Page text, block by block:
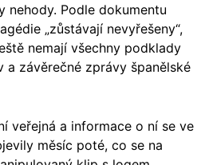
nehody. Podle dokumentu
„zůstávají nevyřešeny“,
nemají všechny podklady
závěrečné zprávy španělské
veřejná a informace o ní se ve
měsíc poté, co se na